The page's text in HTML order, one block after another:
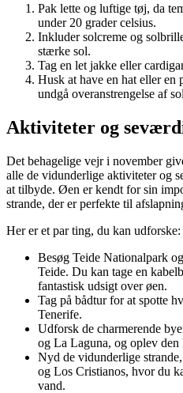
Pak lette og luftige tøj, da
under 20 grader celsius.
Inkluder solcreme og
stærke sol.
Tag en let jakke eller
Husk at have en hat eller en
undgå overanstrengelse af
Aktiviteter og
Det behagelige vejr i november
alle de vidunderlige aktiviteter og
at tilbyde. Øen er kendt for sin
strande, der er perfekte til
Her er et par ting, du kan udforske:
Besøg Teide Nationalpark
Teide. Du kan tage en
fantastisk udsigt over øen.
Tag på bådtur for at spotte
Tenerife.
Udforsk de charmerende
og La Laguna, og oplev
Nyd de vidunderlige
og Los Cristianos, hvor du
vand.